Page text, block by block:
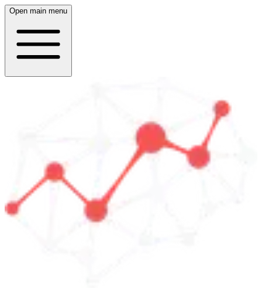
Open main menu